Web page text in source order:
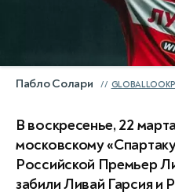
Пабло Солари
В воскресенье, 22
московскому
Российской Премьер
забили Ливай Гарсия и